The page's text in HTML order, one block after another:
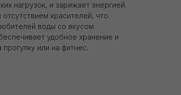
нагрузок, и заряжает энергией.
красителей, что
воды со вкусом.
удобное хранение и
или на фитнес.